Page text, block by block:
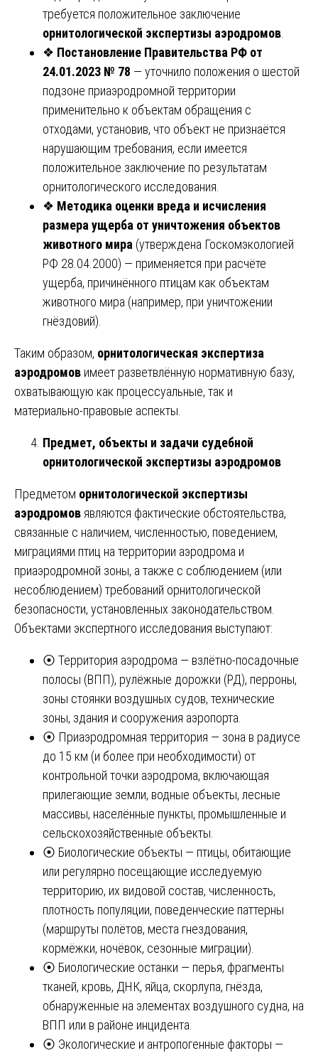
требуется положительное заключение
орнитологической экспертизы аэродромов
❖ Постановление Правительства РФ от
24.01.2023 № 78 — уточнило положения о шестой
подзоне приаэродромной территории
применительно к объектам обращения с
отходами, установив, что объект не признаётся
нарушающим требования, если имеется
положительное заключение по результатам
орнитологического исследования.
❖ Методика оценки вреда и исчисления
размера ущерба от уничтожения объектов
животного мира (утверждена Госкомэкологией
РФ 28.04.2000) — применяется при расчёте
ущерба, причинённого птицам как объектам
животного мира (например, при уничтожении
гнёздовий).
Таким образом, орнитологическая экспертиза
аэродромов имеет разветвлённую нормативную базу,
охватывающую как процессуальные, так и
материально-правовые аспекты.
Предмет, объекты и задачи судебной
орнитологической экспертизы аэродромов
Предметом орнитологической экспертизы
аэродромов являются фактические обстоятельства,
связанные с наличием, численностью, поведением,
миграциями птиц на территории аэродрома и
приаэродромной зоны, а также с соблюдением (или
несоблюдением) требований орнитологической
безопасности, установленных законодательством.
Объектами экспертного исследования выступают:
⦿ Территория аэродрома — взлётно-посадочные
полосы (ВПП), рулёжные дорожки (РД), перроны,
зоны стоянки воздушных судов, технические
зоны, здания и сооружения аэропорта.
⦿ Приаэродромная территория — зона в радиусе
до 15 км (и более при необходимости) от
контрольной точки аэродрома, включающая
прилегающие земли, водные объекты, лесные
массивы, населённые пункты, промышленные и
сельскохозяйственные объекты.
⦿ Биологические объекты — птицы, обитающие
или регулярно посещающие исследуемую
территорию, их видовой состав, численность,
плотность популяции, поведенческие паттерны
(маршруты полётов, места гнездования,
кормёжки, ночёвок, сезонные миграции).
⦿ Биологические останки — перья, фрагменты
тканей, кровь, ДНК, яйца, скорлупа, гнёзда,
обнаруженные на элементах воздушного судна, на
ВПП или в районе инцидента.
⦿ Экологические и антропогенные факторы —